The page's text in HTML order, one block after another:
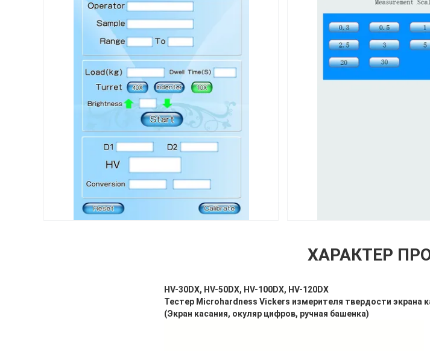
ХАРАКТЕР
HV-30DX, HV-50DX, HV-100DX, HV-120DX
Тестер Microhardness Vickers измерителя твердости экрана
(Экран касания, окуляр цифров, ручная башенка)